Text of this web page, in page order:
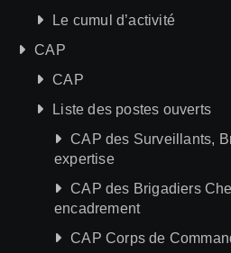
Le cumul d’activité
CAP
CAP
Liste des postes ouverts
CAP des Surveillants,
expertise
CAP des Brigadiers
encadrement
CAP Corps de